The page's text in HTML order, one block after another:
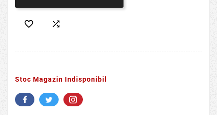
 
Stoc Magazin Indisponibil